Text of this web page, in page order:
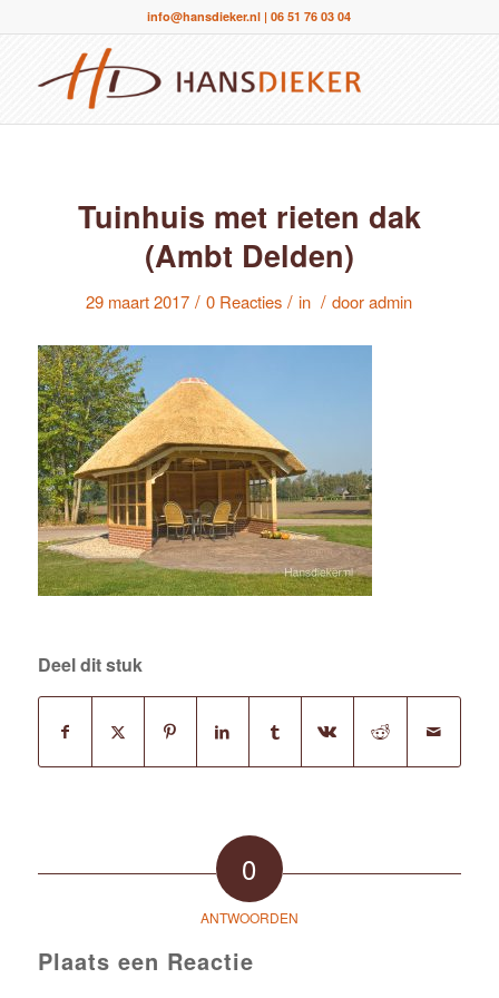
info@hansdieker.nl |06 51 76 03 04
Tuinhuis met rieten dak
(Ambt Delden)
29 maart 2017 / 0 Reacties / in / dooradmin
Deel dit stuk
0
ANTWOORDEN
Plaats een Reactie